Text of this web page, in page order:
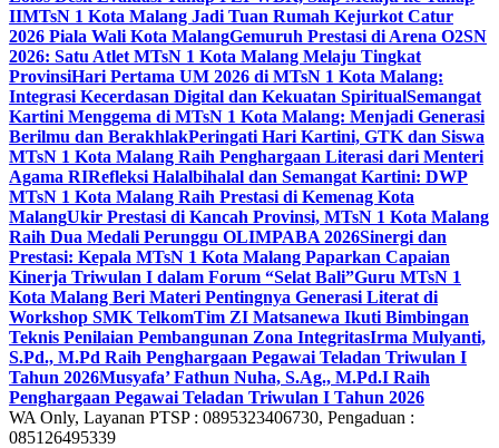
IIMTsN 1 Kota Malang Jadi Tuan Rumah Kejurkot Catur
2026 Piala Wali Kota MalangGemuruh Prestasi di Arena O2SN
2026: Satu Atlet MTsN 1 Kota Malang Melaju Tingkat
ProvinsiHari Pertama UM 2026 di MTsN 1 Kota Malang:
Integrasi Kecerdasan Digital dan Kekuatan SpiritualSemangat
Kartini Menggema di MTsN 1 Kota Malang: Menjadi Generasi
Berilmu dan BerakhlakPeringati Hari Kartini, GTK dan Siswa
MTsN 1 Kota Malang Raih Penghargaan Literasi dari Menteri
Agama RIRefleksi Halalbihalal dan Semangat Kartini: DWP
MTsN 1 Kota Malang Raih Prestasi di Kemenag Kota
MalangUkir Prestasi di Kancah Provinsi, MTsN 1 Kota Malang
Raih Dua Medali Perunggu OLIMPABA 2026Sinergi dan
Prestasi: Kepala MTsN 1 Kota Malang Paparkan Capaian
Kinerja Triwulan I dalam Forum “Selat Bali”Guru MTsN 1
Kota Malang Beri Materi Pentingnya Generasi Literat di
Workshop SMK TelkomTim ZI Matsanewa Ikuti Bimbingan
Teknis Penilaian Pembangunan Zona IntegritasIrma Mulyanti,
S.Pd., M.Pd Raih Penghargaan Pegawai Teladan Triwulan I
Tahun 2026Musyafa’ Fathun Nuha, S.Ag., M.Pd.I Raih
Penghargaan Pegawai Teladan Triwulan I Tahun 2026
WA Only, Layanan PTSP : 0895323406730, Pengaduan :
085126495339